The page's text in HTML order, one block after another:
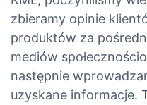
zbieramy opinie
produktów za
mediów
następnie
uzyskane informacje.